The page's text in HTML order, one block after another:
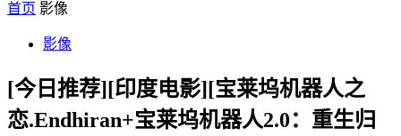
首页 影像
影像
[今日推荐][印度电影][宝莱坞机器人之
恋.Endhiran+宝莱坞机器人2.0：重生归